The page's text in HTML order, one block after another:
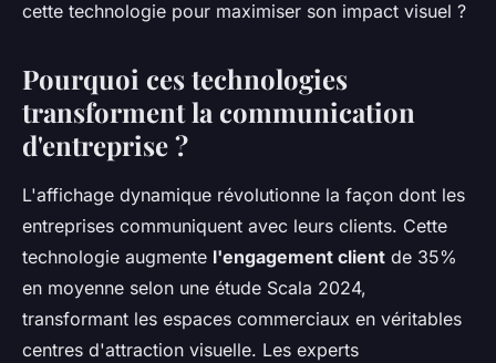
cette technologie pour maximiser son impact visuel ?
Pourquoi ces technologies
transforment la communication
d'entreprise ?
L'affichage dynamique révolutionne la façon dont les
entreprises communiquent avec leurs clients. Cette
technologie augmente l'engagement client de 35%
en moyenne selon une étude Scala 2024,
transformant les espaces commerciaux en véritables
centres d'attraction visuelle. Les experts